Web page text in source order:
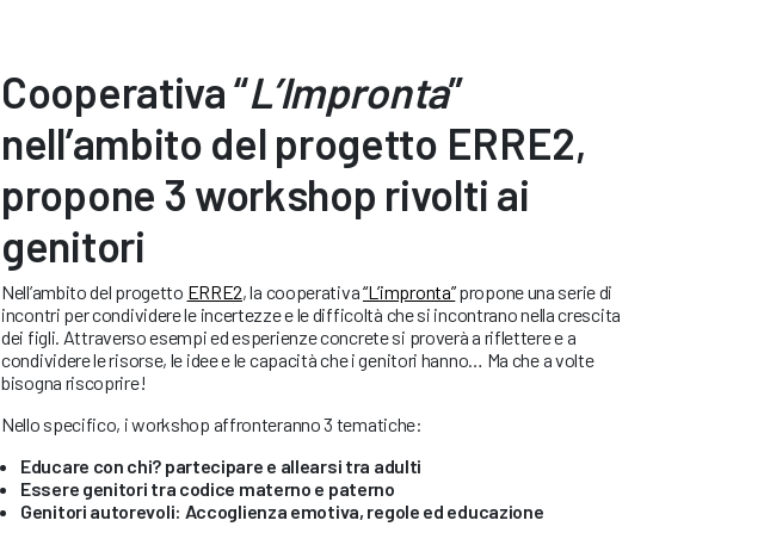
Cooperativa “L’Impronta”
nell’ambito del progetto ERRE2,
propone 3 workshop rivolti ai
genitori
Nell’ambito del progetto ERRE2, la cooperativa“L’impronta”propone una serie di
incontri per condividere le incertezze e le difficoltà che si incontrano nella crescita
dei figli. Attraverso esempi ed esperienze concrete si proverà a riflettere e a
condividere le risorse, le idee e le capacità che i genitori hanno… Ma che a volte
bisogna riscoprire!
Nello specifico, i workshop affronteranno 3 tematiche:
Educare con chi? partecipare e allearsi tra adulti
Essere genitori tra codice materno e paterno
Genitori autorevoli: Accoglienza emotiva, regole ed educazione